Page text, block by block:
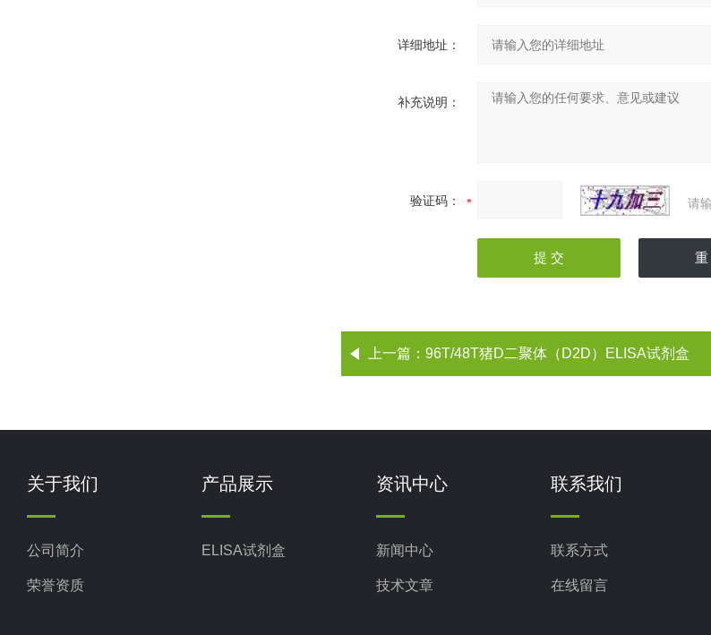
详细地址：
补充说明：
验证码： 请
上一篇： 96T/48T猪D二聚体（D2D）ELISA试剂盒
关于我们
公司简介
荣誉资质
产品展示
ELISA试剂盒
资讯中心
新闻中心
技术文章
联系我们
联系方式
在线留言